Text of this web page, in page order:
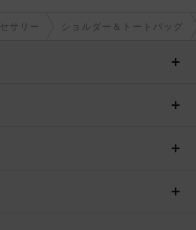
サリー ショルダー＆トートバッグ